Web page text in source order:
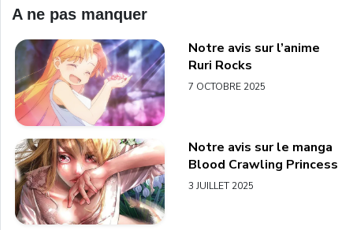
A ne pas manquer
Notre avis sur l’anime
Ruri Rocks
7 OCTOBRE 2025
Notre avis sur le manga
Blood Crawling Princess
3 JUILLET 2025